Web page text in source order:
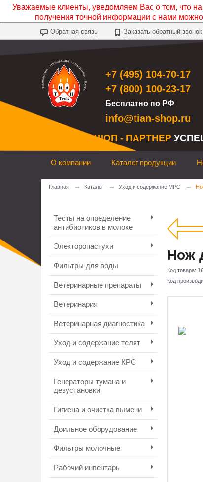
Уважаемые клиенты, уведомляем Вас о том, что на
получения точной информации с нами
Обратная связь Заказать обратный звонок
+7 (495) 104-70-17
+7 (800) 100-23-17
Бесплатно по РФ
info@tian-shop.ru
ТИАН ШОП - ПАРТНЕР
О компании Каталог продукции
Главная → Каталог → Уход и содержание МРС →
Тесты на определение
антибиотиков в молоке
Электоропастухи
Фильтры для воды
Ветеринарные препараты
Ветеринария
Ветеринарная диагностика
Уход и содержание телят
Уход и содержание КРС
Генераторы тумана и
дезустановки
Гигиена и очистка вымени
Доильное оборудование
Фильтры молочные
Рабочий инвентарь
Нож
Код товара:
Код